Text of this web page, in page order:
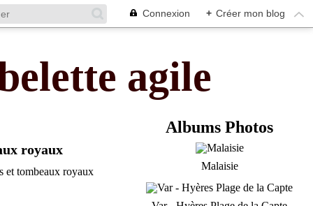
Connexion + Créer mon blog
agile
royaux
Albums Photos
Malaisie